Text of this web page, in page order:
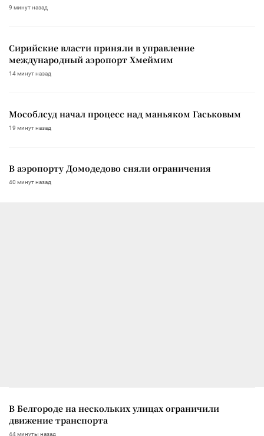
9 минут назад
Сирийские власти приняли в управление
международный аэропорт Хмеймим
14 минут назад
Мособлсуд начал процесс над маньяком Гаськовым
19 минут назад
В аэропорту Домодедово сняли ограничения
40 минут назад
В Белгороде на нескольких улицах ограничили
движение транспорта
44 минуты назад